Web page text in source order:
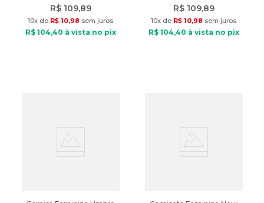
R$ 109,89
10x de R$ 10,98 sem juros
R$ 104,40 à vista no pix
R$ 109,89
10x de R$ 10,98 sem juros
R$ 104,40 à vista no pix